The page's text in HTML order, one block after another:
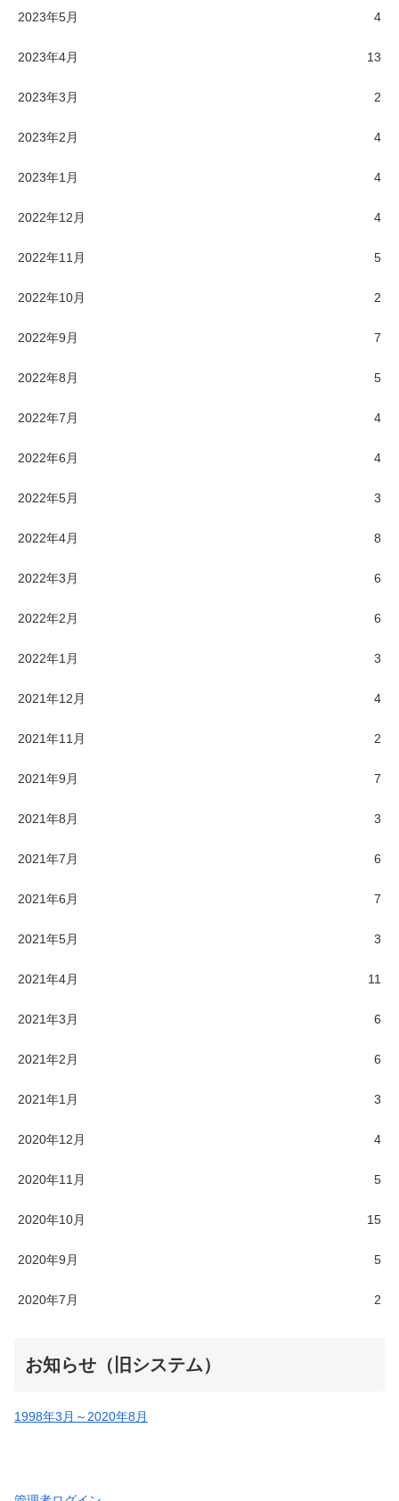
2023年5月 4
2023年4月 13
2023年3月 2
2023年2月 4
2023年1月 4
2022年12月 4
2022年11月 5
2022年10月 2
2022年9月 7
2022年8月 5
2022年7月 4
2022年6月 4
2022年5月 3
2022年4月 8
2022年3月 6
2022年2月 6
2022年1月 3
2021年12月 4
2021年11月 2
2021年9月 7
2021年8月 3
2021年7月 6
2021年6月 7
2021年5月 3
2021年4月 11
2021年3月 6
2021年2月 6
2021年1月 3
2020年12月 4
2020年11月 5
2020年10月 15
2020年9月 5
2020年7月 2
お知らせ（旧システム）
1998年3月～2020年8月